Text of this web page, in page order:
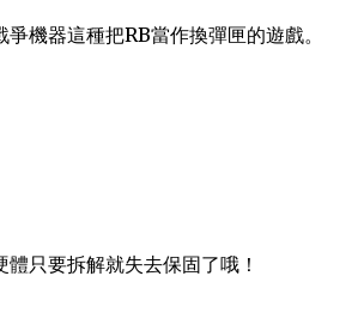
機器這種把RB當作換彈匣的遊戲。
只要拆解就失去保固了哦！